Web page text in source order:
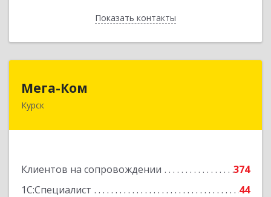
Показать контакты
Назад
Мега-Ком
Курск
Клиентов на сопровождении
374
1С:Специалист
44
305001, Курская обл, Курск г, Красной Армии ул,